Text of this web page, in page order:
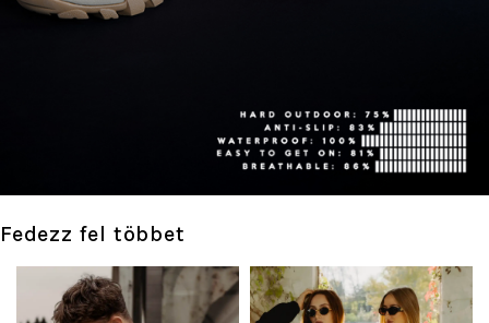
Fedezz fel többet